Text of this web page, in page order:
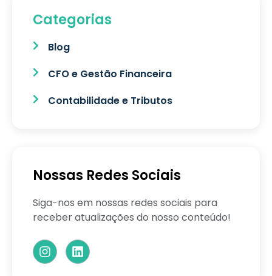
Categorias
Blog
CFO e Gestão Financeira
Contabilidade e Tributos
Nossas Redes Sociais
Siga-nos em nossas redes sociais para
receber atualizações do nosso conteúdo!